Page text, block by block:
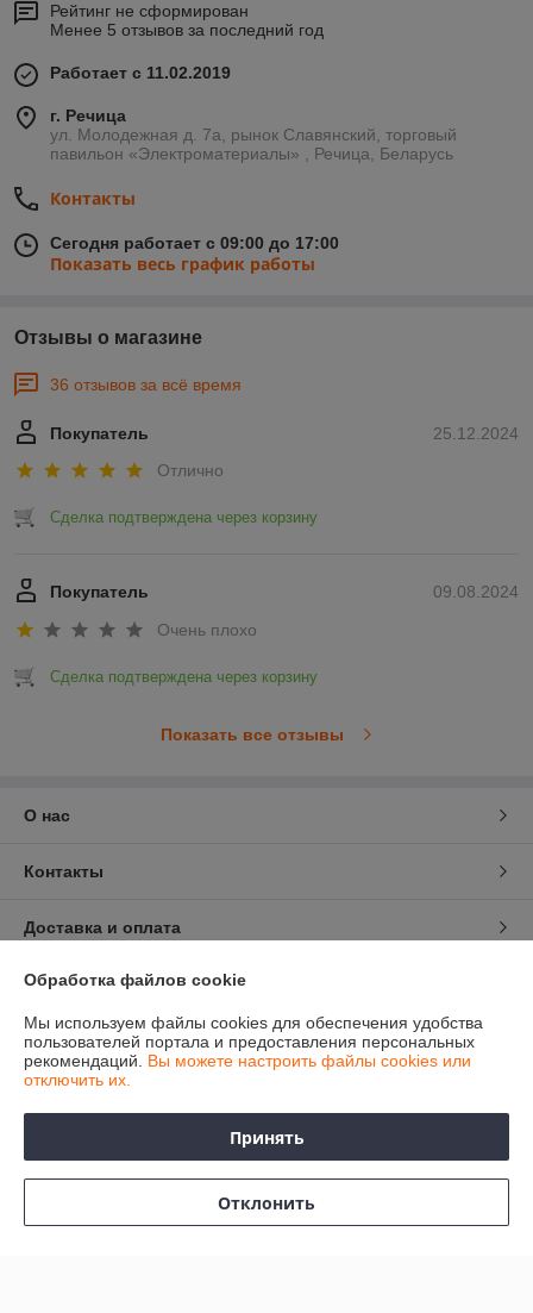
Рейтинг не сформирован
Менее 5 отзывов за последний год
Работает с 11.02.2019
г. Речица
ул. Молодежная д. 7а, рынок Славянский, торговый
павильон «Электроматериалы» , Речица, Беларусь
Контакты
Сегодня работает с 09:00 до 17:00
Показать весь график работы
Отзывы о магазине
36 отзывов за всё время
25.12.2024
Покупатель
Отлично
Сделка подтверждена через корзину
09.08.2024
Покупатель
Очень плохо
Сделка подтверждена через корзину
Показать все отзывы
О нас
Контакты
Доставка и оплата
График работы
Полная версия сайта
Сайт создан на платформе Deal.by
Обработка файлов cookie
Мы используем файлы cookies для обеспечения удобства
пользователей портала и предоставления персональных
рекомендаций. Вы можете настроить файлы cookies или
отключить их.
Принять
Отклонить